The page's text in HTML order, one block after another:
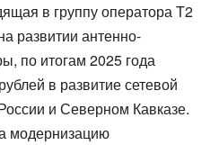
в группу оператора T2
развитии антенно-
по итогам 2025 года
в развитие сетевой
и Северном Кавказе.
модернизацию